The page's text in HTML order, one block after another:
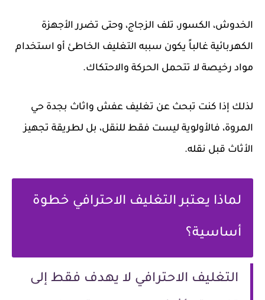
الخدوش، الكسور، تلف الزجاج، وحتى تضرر الأجهزة
الكهربائية غالباً يكون سببه التغليف الخاطئ أو استخدام
مواد رخيصة لا تتحمل الحركة والاحتكاك.
لذلك إذا كنت تبحث عن تغليف عفش واثاث بجدة حي
المروة، فالأولوية ليست فقط للنقل، بل لطريقة تجهيز
الأثاث قبل نقله.
لماذا يعتبر التغليف الاحترافي خطوة
أساسية؟
التغليف الاحترافي لا يهدف فقط إلى